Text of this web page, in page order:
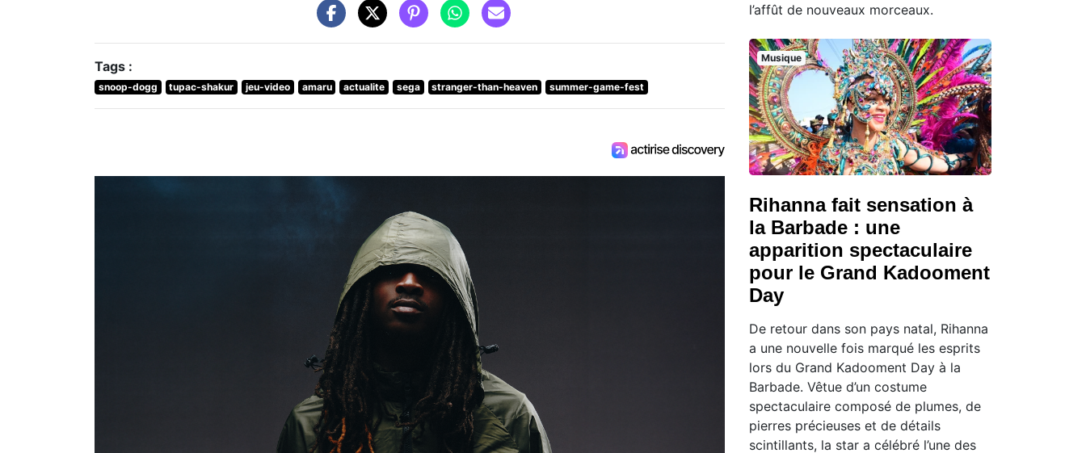
Tags :
snoop-dogg tupac-shakur jeu-video amaru actualite sega stranger-than-heaven summer-game-fest
l’affût de nouveaux morceaux.
Musique
Rihanna fait sensation à
la Barbade : une
apparition spectaculaire
pour le Grand Kadooment
Day
De retour dans son pays natal, Rihanna
a une nouvelle fois marqué les esprits
lors du Grand Kadooment Day à la
Barbade. Vêtue d’un costume
spectaculaire composé de plumes, de
pierres précieuses et de détails
scintillants, la star a célébré l’une des